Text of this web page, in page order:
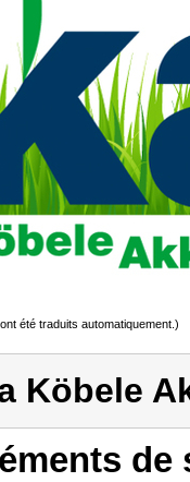
été traduits automatiquement.)
Köbele